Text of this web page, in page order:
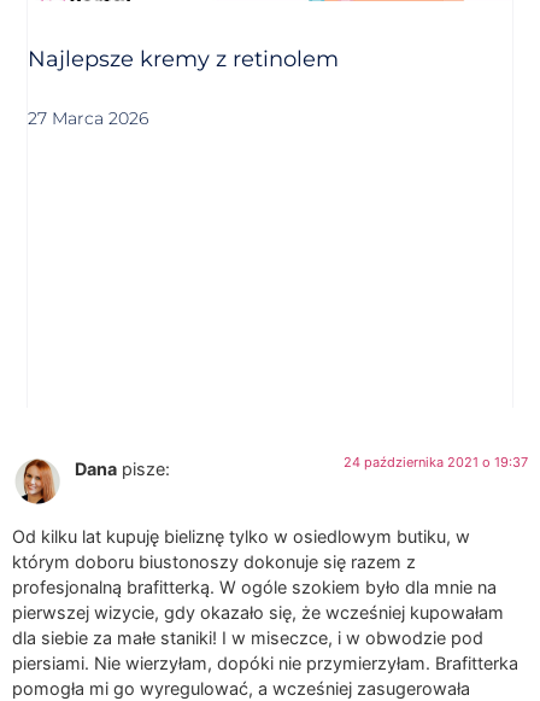
Najlepsze kremy z retinolem
27 Marca 2026
Dana pisze: 24 października 2021 o 19:37
Od kilku lat kupuję bieliznę tylko w osiedlowym butiku, w
którym doboru biustonoszy dokonuje się razem z
profesjonalną brafitterką. W ogóle szokiem było dla mnie na
pierwszej wizycie, gdy okazało się, że wcześniej kupowałam
dla siebie za małe staniki! I w miseczce, i w obwodzie pod
piersiami. Nie wierzyłam, dopóki nie przymierzyłam. Brafitterka
pomogła mi go wyregulować, a wcześniej zasugerowała